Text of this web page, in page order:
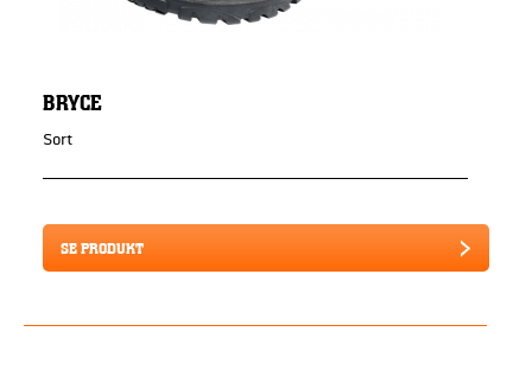
BRYCE
Sort
SE PRODUKT